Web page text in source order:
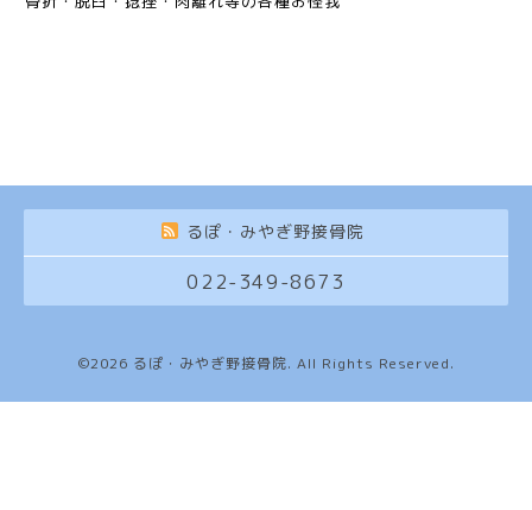
るぽ・みやぎ野接骨院
022-349-8673
©2026 るぽ・みやぎ野接骨院. All Rights Reserved.